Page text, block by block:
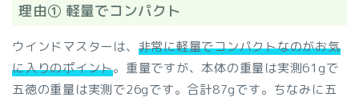
理由① 軽量でコンパクト
ウインドマスターは、 非常に軽量でコンパクトなのがお気
に入りのポイント。重量ですが、本体の重量は実測61gで
五徳の重量は実測で26gです。合計87gです。ちなみに五